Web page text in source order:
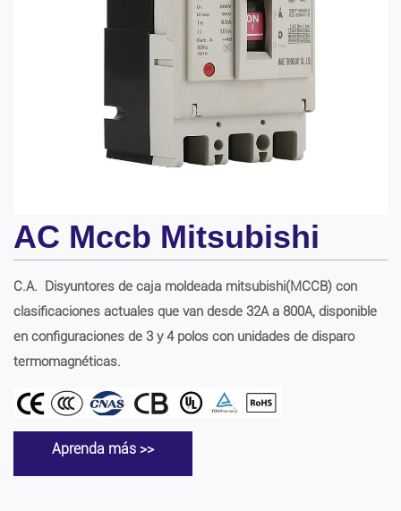
AC Mccb Mitsubishi
C.A. Disyuntores de caja moldeada mitsubishi(MCCB) con
clasificaciones actuales que van desde 32A a 800A, disponible
en configuraciones de 3 y 4 polos con unidades de disparo
termomagnéticas.
Aprenda más >>